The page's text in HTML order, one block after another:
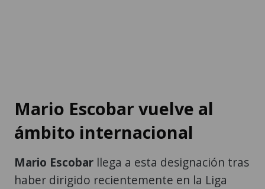
Mario Escobar vuelve al
ámbito internacional
Mario Escobar llega a esta designación tras
haber dirigido recientemente en la Liga